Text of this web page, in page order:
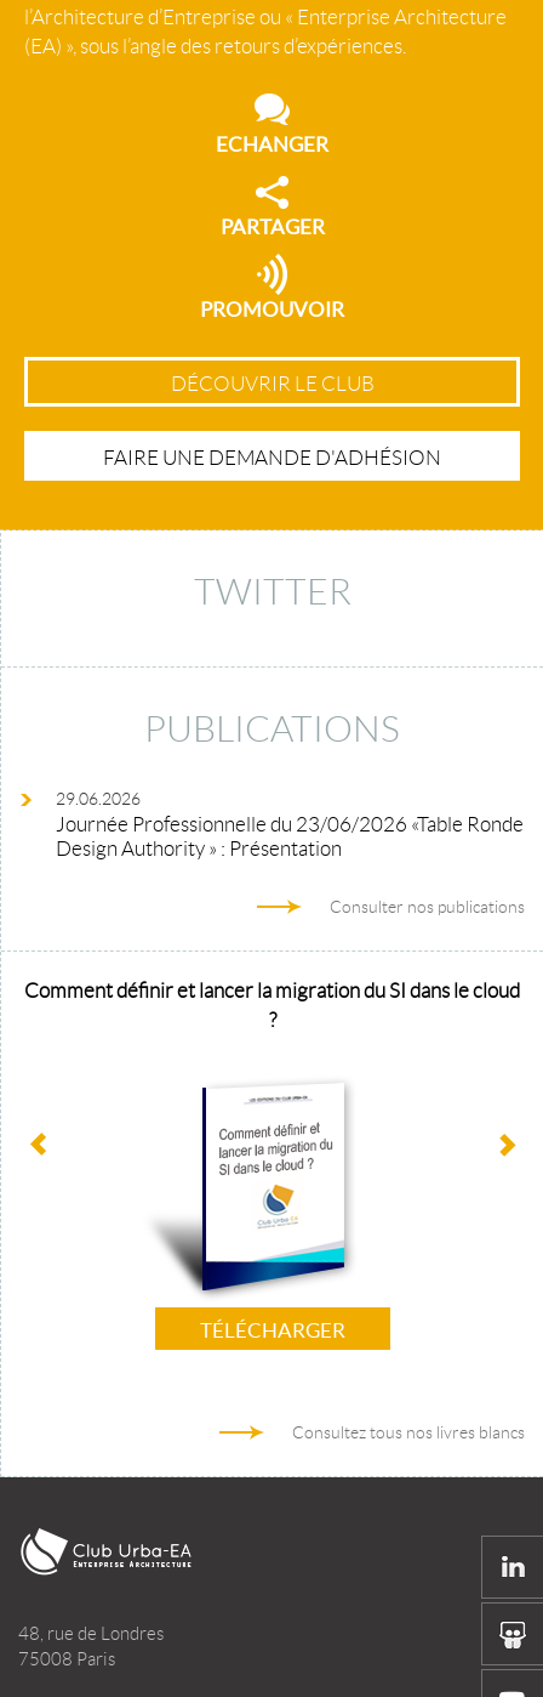
l’Architecture d’Entreprise ou « Enterprise Architecture
(EA) », sous l’angle des retours d’expériences.
ECHANGER
PARTAGER
PROMOUVOIR
DÉCOUVRIR LE CLUB
FAIRE UNE DEMANDE D'ADHÉSION
TWITTER
PUBLICATIONS
29.06.2026
Journée Professionnelle du 23/06/2026 «Table Ronde
Design Authority » : Présentation
Consulter nos publications
Comment définir et lancer la migration du SI dans le cloud
?
TÉLÉCHARGER
Consultez tous nos livres blancs
48, rue de Londres
75008 Paris